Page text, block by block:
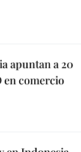
apuntan a 20
en comercio